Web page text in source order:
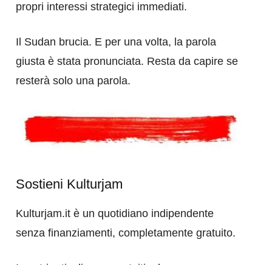
propri interessi strategici immediati.
Il Sudan brucia. E per una volta, la parola
giusta è stata pronunciata. Resta da capire se
resterà solo una parola.
Sostieni Kulturjam
Kulturjam.it è un quotidiano indipendente
senza finanziamenti, completamente gratuito.